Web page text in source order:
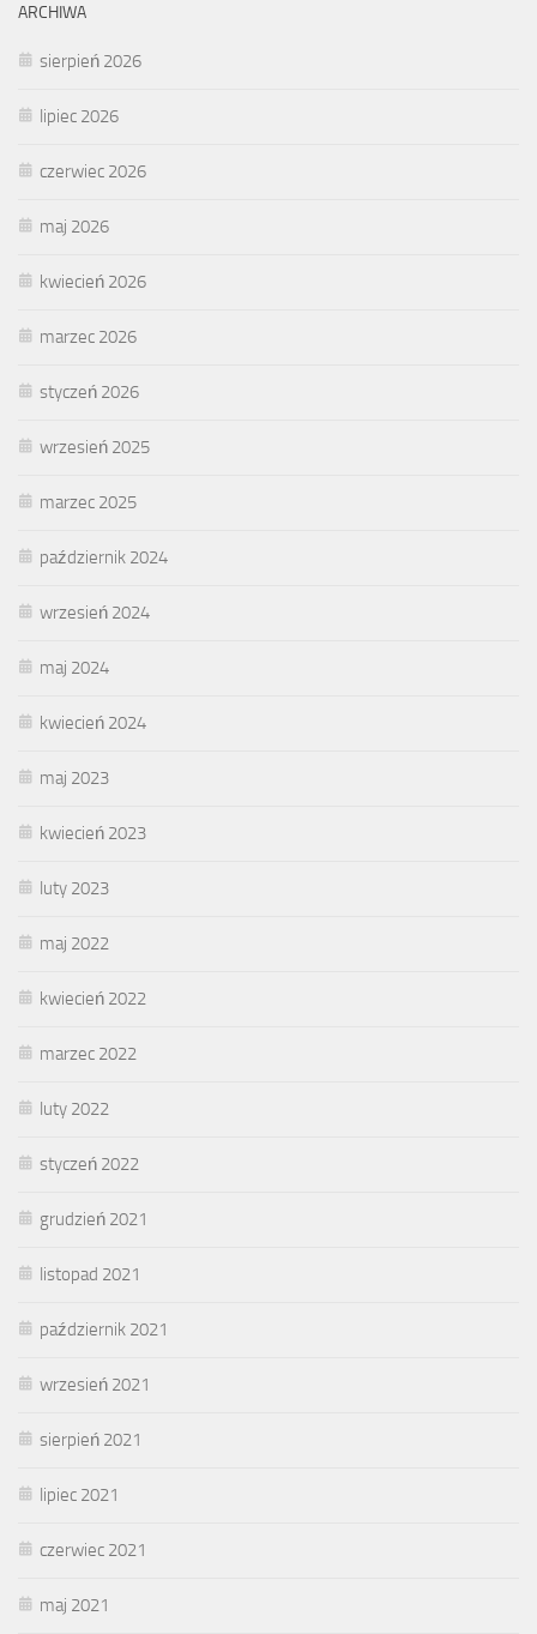
ARCHIWA
sierpień 2026
lipiec 2026
czerwiec 2026
maj 2026
kwiecień 2026
marzec 2026
styczeń 2026
wrzesień 2025
marzec 2025
październik 2024
wrzesień 2024
maj 2024
kwiecień 2024
maj 2023
kwiecień 2023
luty 2023
maj 2022
kwiecień 2022
marzec 2022
luty 2022
styczeń 2022
grudzień 2021
listopad 2021
październik 2021
wrzesień 2021
sierpień 2021
lipiec 2021
czerwiec 2021
maj 2021